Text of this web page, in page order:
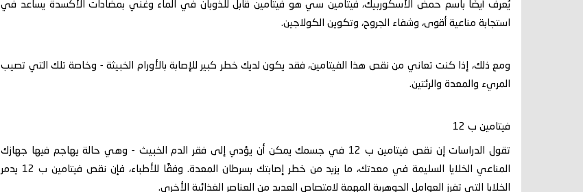
يُعرف أيضًا باسم حمض الأسكوربيك، فيتامين سي هو فيتامين قابل للذوبان في الماء وغني بمضادات الأكسدة يساعد في
استجابة مناعية أقوى، وشفاء الجروح، وتكوين الكولاجين.
ومع ذلك، إذا كنت تعاني من نقص هذا الفيتامين، فقد يكون لديك خطر كبير للإصابة بالأورام الخبيثة - وخاصة تلك التي تصيب
المريء والمعدة والرئتين.
فيتامين ب 12
تقول الدراسات إن نقص فيتامين ب 12 في جسمك يمكن أن يؤدي إلى فقر الدم الخبيث - وهي حالة يهاجم فيها جهازك
المناعي الخلايا السليمة في معدتك، ما يزيد من خطر إصابتك بسرطان المعدة. وفقًا للأطباء، فإن نقص فيتامين ب 12 يدمر
الخلايا التي تفرز العوامل الجوهرية المهمة لامتصاص العديد من العناصر الغذائية الأخرى.